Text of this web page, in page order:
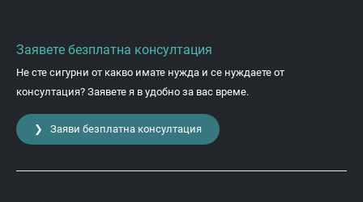
Заявете безплатна консултация
Не сте сигурни от какво имате нужда и се нуждаете от
консултация? Заявете я в удобно за вас време.
❯ Заяви безплатна консултация